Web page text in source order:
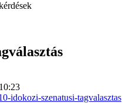
idokozi-szenatusi-tagvalasztas